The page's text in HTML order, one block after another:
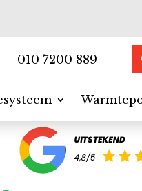
010 7200 889